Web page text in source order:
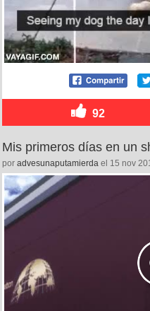
92
Mis primeros días en un
por advesunaputamierda el 15 nov